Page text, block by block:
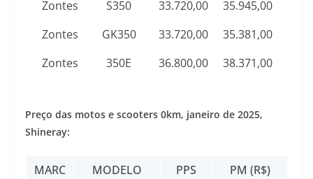
Zontes
S350 33.720,00
35.945,00
Zontes
GK350 33.720,00
35.381,00
Zontes
350E 36.800,00 38.371,00
Preço das motos e scooters 0km, janeiro de 2025,
Shineray:
MARC
MODELO
PPS
PM (R$)